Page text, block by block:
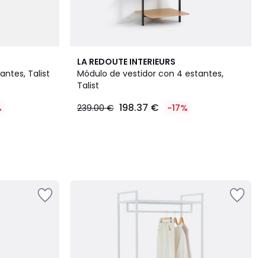
Talist
LA REDOUTE INTERIEURS
Módulo de vestidor con 4 estantes,
Talist
239.00 € 198.37 € -17%